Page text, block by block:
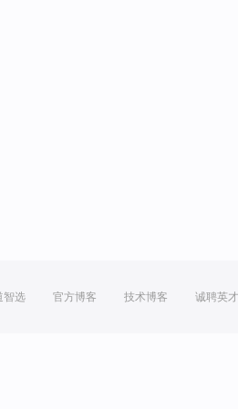
智选 官方博客 技术博客 诚聘英才